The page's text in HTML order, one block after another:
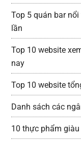
Top 5 quán bar
lần
Top 10 website
nay
Top 10 website
Danh sách các
10 thực phẩm